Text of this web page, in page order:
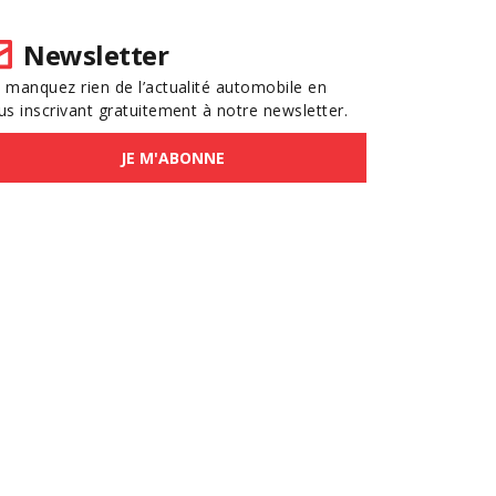
Newsletter
manquez rien de l’actualité automobile en
inscrivant gratuitement à notre newsletter.
JE M'ABONNE